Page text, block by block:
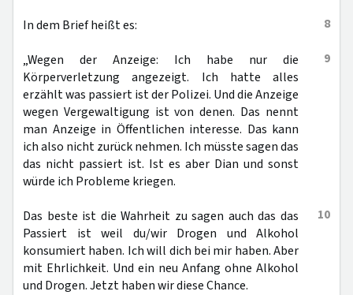
8
In dem Brief heißt es:
9
„Wegen der Anzeige: Ich habe nur die
Körperverletzung angezeigt. Ich hatte alles
erzählt was passiert ist der Polizei. Und die Anzeige
wegen Vergewaltigung ist von denen. Das nennt
man Anzeige in Öffentlichen interesse. Das kann
ich also nicht zurück nehmen. Ich müsste sagen das
das nicht passiert ist. Ist es aber Dian und sonst
würde ich Probleme kriegen.
10
Das beste ist die Wahrheit zu sagen auch das das
Passiert ist weil du/wir Drogen und Alkohol
konsumiert haben. Ich will dich bei mir haben. Aber
mit Ehrlichkeit. Und ein neu Anfang ohne Alkohol
und Drogen. Jetzt haben wir diese Chance.